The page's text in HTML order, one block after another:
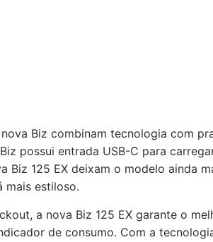
Biz combinam tecnologia com
possui entrada USB-C para
Biz 125 EX deixam o modelo ainda
mais estiloso.
a nova Biz 125 EX garante o
de consumo. Com a